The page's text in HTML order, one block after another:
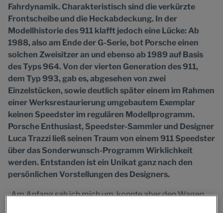
Fahrdynamik. Charakteristisch sind die verkürzte
Frontscheibe und die Heckabdeckung. In der
Modellhistorie des 911 klafft jedoch eine Lücke: Ab
1988, also am Ende der G-Serie, bot Porsche einen
solchen Zweisitzer an und ebenso ab 1989 auf Basis
des Typs 964. Von der vierten Generation des 911,
dem Typ 993, gab es, abgesehen von zwei
Einzelstücken, sowie deutlich später einem im Rahmen
einer Werksrestaurierung umgebautem Exemplar
keinen Speedster im regulären Modellprogramm.
Porsche Enthusiast, Speedster-Sammler und Designer
Luca Trazzi ließ seinen Traum von einem 911 Speedster
über das Sonderwunsch-Programm Wirklichkeit
werden. Entstanden ist ein Unikat ganz nach den
persönlichen Vorstellungen des Designers.
„Am Anfang sah ich mich um, konnte aber den Wagen,